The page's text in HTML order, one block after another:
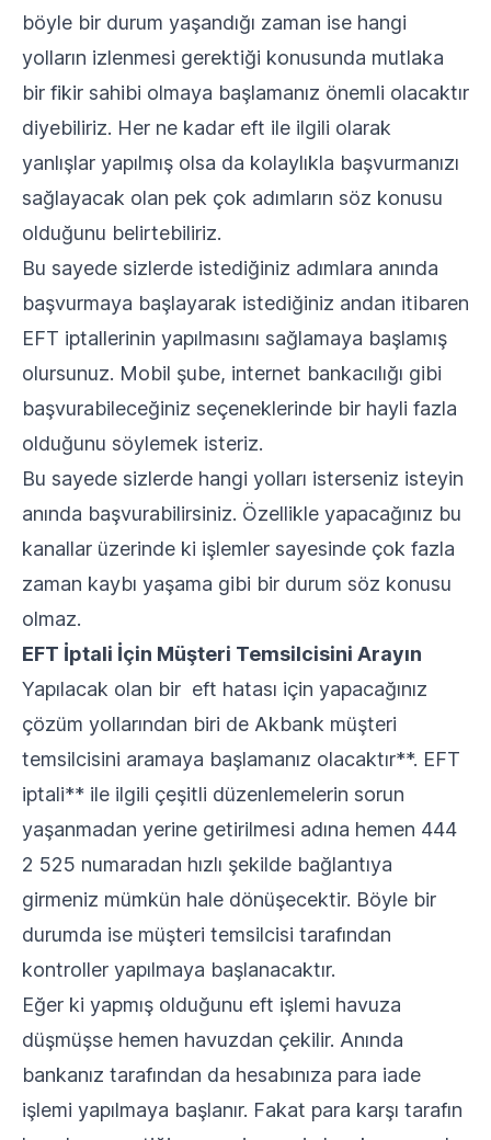
böyle bir durum yaşandığı zaman ise hangi
yolların izlenmesi gerektiği konusunda mutlaka
bir fikir sahibi olmaya başlamanız önemli olacaktır
diyebiliriz. Her ne kadar eft ile ilgili olarak
yanlışlar yapılmış olsa da kolaylıkla başvurmanızı
sağlayacak olan pek çok adımların söz konusu
olduğunu belirtebiliriz.
Bu sayede sizlerde istediğiniz adımlara anında
başvurmaya başlayarak istediğiniz andan itibaren
EFT iptallerinin yapılmasını sağlamaya başlamış
olursunuz. Mobil şube, internet bankacılığı gibi
başvurabileceğiniz seçeneklerinde bir hayli fazla
olduğunu söylemek isteriz.
Bu sayede sizlerde hangi yolları isterseniz isteyin
anında başvurabilirsiniz. Özellikle yapacağınız bu
kanallar üzerinde ki işlemler sayesinde çok fazla
zaman kaybı yaşama gibi bir durum söz konusu
olmaz.
EFT İptali İçin Müşteri Temsilcisini Arayın
Yapılacak olan bir eft hatası için yapacağınız
çözüm yollarından biri de Akbank müşteri
temsilcisini aramaya başlamanız olacaktır**. EFT
iptali** ile ilgili çeşitli düzenlemelerin sorun
yaşanmadan yerine getirilmesi adına hemen 444
2 525 numaradan hızlı şekilde bağlantıya
girmeniz mümkün hale dönüşecektir. Böyle bir
durumda ise müşteri temsilcisi tarafından
kontroller yapılmaya başlanacaktır.
Eğer ki yapmış olduğunu eft işlemi havuza
düşmüşse hemen havuzdan çekilir. Anında
bankanız tarafından da hesabınıza para iade
işlemi yapılmaya başlanır. Fakat para karşı tarafın